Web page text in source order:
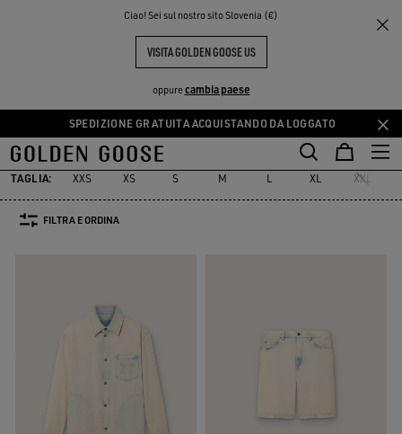
Ciao! Sei sul nostro sito Slovenia (€)
VISITA GOLDEN GOOSE US
oppurecambia paese
Vai
al
contenuto
principale
Vai
al
contenuto
del
piè
SPEDIZIONE GRATUITA ACQUISTANDO DA LOGGATO
THE
COMMUNITY
Abbigliamento Denim
SELEZIONE DENIM
Denim
Jeans & Pantaloni
Jeans & Pantaloni
Camicie Blazer Maglieria
Maglieria
TAGLIA: XXS XS S M L XL XXL
FILTRA E ORDINA